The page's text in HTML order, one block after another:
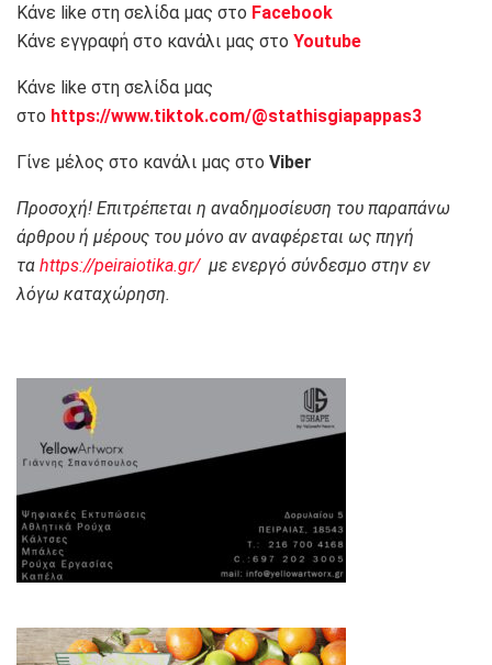
Κάνε like στη σελίδα μας στο Facebook
Κάνε εγγραφή στο κανάλι μας στο Youtube
Κάνε like στη σελίδα μας
στο https://www.tiktok.com/@stathisgiapappas3
Γίνε μέλος στο κανάλι μας στο Viber
Προσοχή! Επιτρέπεται η αναδημοσίευση του παραπάνω
άρθρου ή μέρους του μόνο αν αναφέρεται ως πηγή
τα https://peiraiotika.gr/με ενεργό σύνδεσμο στην εν
λόγω καταχώρηση.